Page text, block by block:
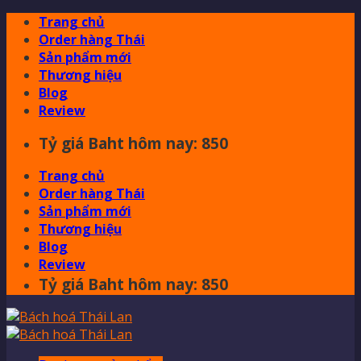
Skip
content
Trang chủ
Order hàng Thái
Sản phẩm mới
Thương hiệu
Blog
Review
Tỷ giá Baht hôm nay: 850
Trang chủ
Order hàng Thái
Sản phẩm mới
Thương hiệu
Blog
Review
Tỷ giá Baht hôm nay: 850